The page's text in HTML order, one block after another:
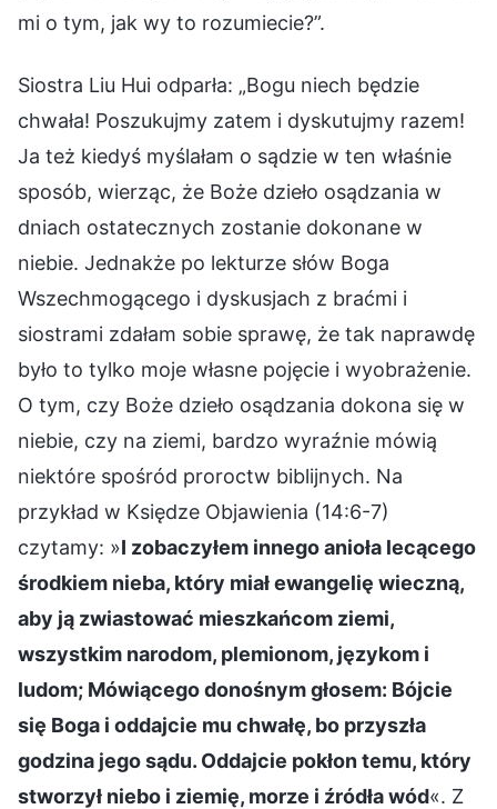
mi o tym, jak wy to rozumiecie?”.
Siostra Liu Hui odparła: „Bogu niech będzie
chwała! Poszukujmy zatem i dyskutujmy razem!
Ja też kiedyś myślałam o sądzie w ten właśnie
sposób, wierząc, że Boże dzieło osądzania w
dniach ostatecznych zostanie dokonane w
niebie. Jednakże po lekturze słów Boga
Wszechmogącego i dyskusjach z braćmi i
siostrami zdałam sobie sprawę, że tak naprawdę
było to tylko moje własne pojęcie i wyobrażenie.
O tym, czy Boże dzieło osądzania dokona się w
niebie, czy na ziemi, bardzo wyraźnie mówią
niektóre spośród proroctw biblijnych. Na
przykład w Księdze Objawienia (14:6-7)
czytamy: »I zobaczyłem innego anioła lecącego
środkiem nieba, który miał ewangelię wieczną,
aby ją zwiastować mieszkańcom ziemi,
wszystkim narodom, plemionom, językom i
ludom; Mówiącego donośnym głosem: Bójcie
się Boga i oddajcie mu chwałę, bo przyszła
godzina jego sądu. Oddajcie pokłon temu, który
stworzył niebo i ziemię, morze i źródła wód«. Z